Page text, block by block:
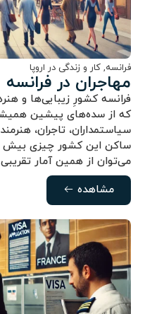
فرانسه, کار و زندگی در اروپا
مهاجران در فرانسه
فرانسه کشورِ زیبایی‌ها و
که از سده‌های پیشین
سیاستمداران، تاجران،
می‌توان از همین آمار
مشاهده